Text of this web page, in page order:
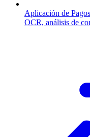
Aplicación de Pagos
OCR, análisis de